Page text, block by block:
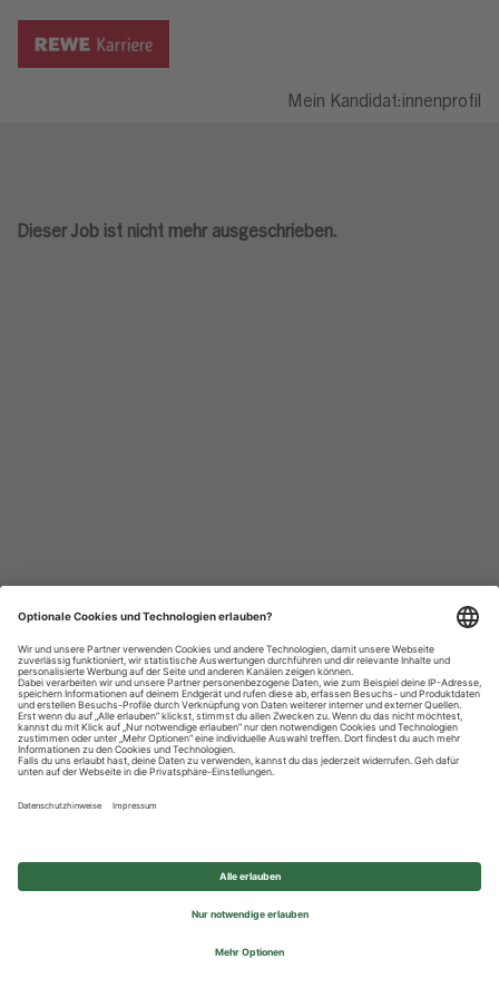
Mein Kandidat:innenprofil
Dieser Job ist nicht mehr ausgeschrieben.
Datenschutzhinweise
Impressum
Privatsphäre-Einstellungen
© 2026 REWE Group - All rights reserved